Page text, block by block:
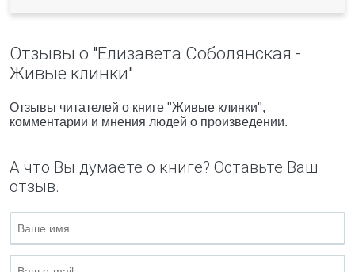
Отзывы о "Елизавета Соболянская -
Живые клинки"
Отзывы читателей о книге "Живые клинки",
комментарии и мнения людей о произведении.
А что Вы думаете о книге? Оставьте Ваш
отзыв.